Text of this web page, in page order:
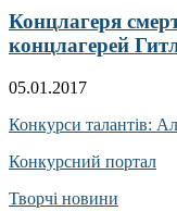
Концлагеря
концлагерей
05.01.2017
Конкурси талантів:
Конкурсний портал
Творчі новини